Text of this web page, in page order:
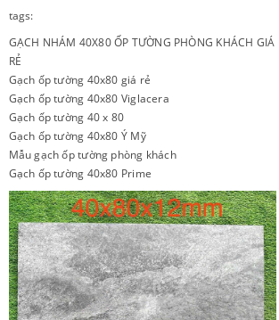
tags:
GẠCH NHÁM 40X80 ỐP TƯỜNG PHÒNG KHÁCH GIÁ
RẺ
Gạch ốp tường 40x80 giá rẻ
Gạch ốp tường 40x80 Viglacera
Gạch ốp tường 40 x 80
Gạch ốp tường 40x80 Ý Mỹ
Mẫu gạch ốp tường phòng khách
Gạch ốp tường 40x80 Prime